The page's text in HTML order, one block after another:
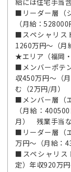
■リーダー層（
（月給：
■スペシャリス
1260万円～（月
★エリア（福岡
■メンバーポテ
収450万円～（
む（2万円/月）
■メンバー層（
（月給：
月） 残業手当
■リーダー層（
万円～（月給：
■スペシャリス
定）年収920万